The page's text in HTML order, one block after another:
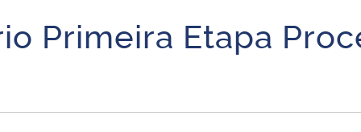
Advocacia-Geral da União Banco Central do Brasil
Primeira Etapa